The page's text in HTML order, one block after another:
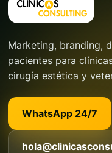
Marketing, branding,
pacientes para
cirugía estética y
WhatsApp 24/7